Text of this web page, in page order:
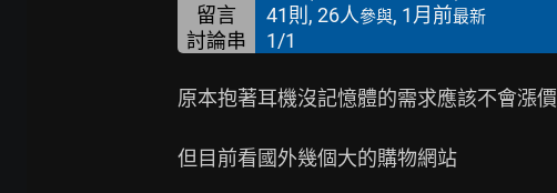
留言
41則, 26人參與, 1月前最新
討論串 1/1
原本抱著耳機沒記憶體的需求應該不會漲價
但目前看國外幾個大的購物網站